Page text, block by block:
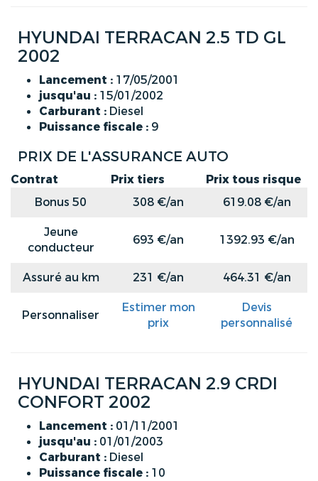
HYUNDAI TERRACAN 2.5 TD GL
2002
Lancement : 17/05/2001
jusqu'au : 15/01/2002
Carburant : Diesel
Puissance fiscale : 9
PRIX DE L'ASSURANCE AUTO
Contrat Prix tiers
Prix tous risque
Bonus 50
308 €/an
619.08 €/an
Jeune
conducteur
693 €/an 1392.93 €/an
Assuré au km 231 €/an 464.31 €/an
Personnaliser
Estimer mon
prix
Devis
personnalisé
HYUNDAI TERRACAN 2.9 CRDI
CONFORT 2002
Lancement : 01/11/2001
jusqu'au : 01/01/2003
Carburant : Diesel
Puissance fiscale : 10